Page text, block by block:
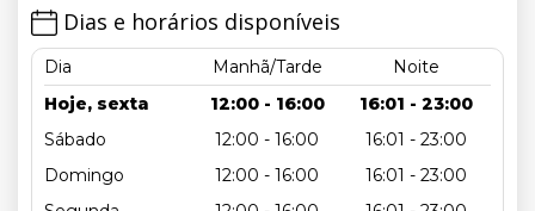
Dias e horários disponíveis
Dia Manhã/Tarde
Noite
Hoje, sexta
12:00 - 16:00
16:01 - 23:00
Sábado
12:00 - 16:00
16:01 - 23:00
Domingo
12:00 - 16:00
16:01 - 23:00